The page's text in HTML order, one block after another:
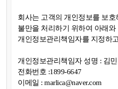
회사는 고객의 개인정보를 보
불만을 처리하기 위하여 아래와
개인정보관리책임자를 지정하
개인정보관리책임자 성명 : 김민
전화번호 :1899-6647
이메일 : marlica@naver.com